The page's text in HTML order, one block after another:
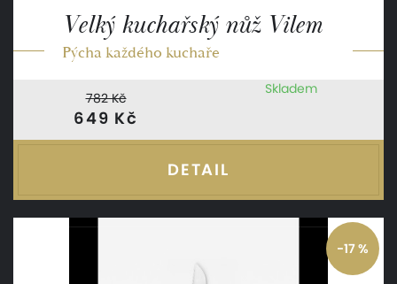
Velký kuchařský nůž Vilem
Pýcha každého kuchaře
782 Kč
649 Kč
Skladem
DETAIL
-17 %